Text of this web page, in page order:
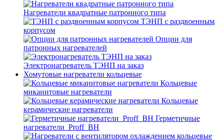
Нагреватели квадратные патронного типа
ТЭНП с раздвоенным
корпусом
Опции для
патронных нагревателей
Электронагреватель ТЭНП на заказ
Хомутовые нагреватели кольцевые
Кольцевые
миканитовые нагреватели
Кольцевые
керамические нагреватели
Герметичные
нагреватели_Proff_BH